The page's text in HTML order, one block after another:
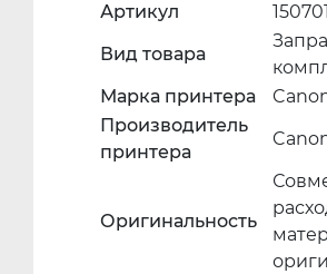
Артикул
Вид товара
Марка принтера
Производитель
принтера
Оригинальность